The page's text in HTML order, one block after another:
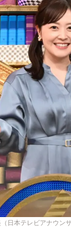
（日本テレビアナウ